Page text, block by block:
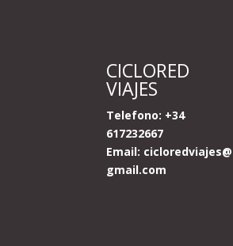
CICLORED
VIAJES
Telefono: +34
617232667
Email: cicloredviajes@
gmail.com